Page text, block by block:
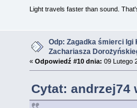
Light travels faster than sound.
Odp: Zagadka śmierci
Zachariasza
« Odpowiedź #10 dnia: 09 Lutego
Cytat: andrzej74